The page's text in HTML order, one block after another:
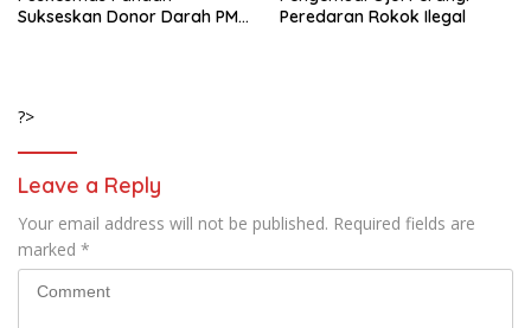
Sukseskan Donor Darah PMI
Peredaran Rokok Ilegal
?>
Leave a Reply
Your email address will not be published. Required fields are
marked *